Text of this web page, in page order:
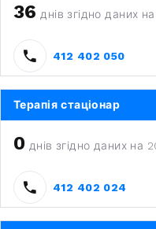
36 днів згідно даних
412 402 050
Терапія стаціонар
0 днів згідно даних на
412 402 024